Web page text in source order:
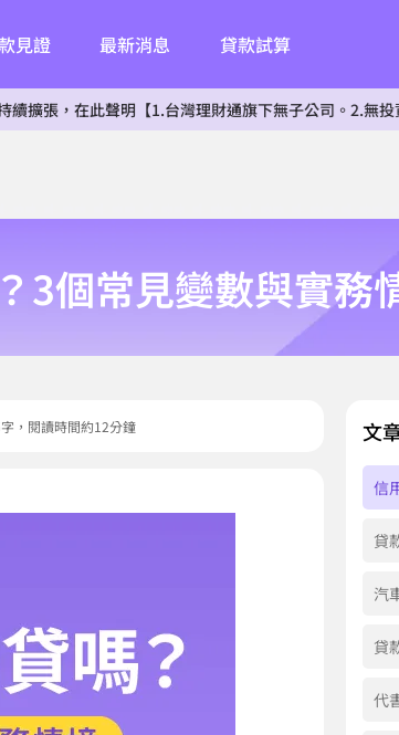
見證 最新消息 貸款試算
此聲明【1.台灣理財通旗下無子公司。2.無投資其他
3個常見變數與實務
，閱讀時間約12分鐘 文
信
貸
汽
貸
代